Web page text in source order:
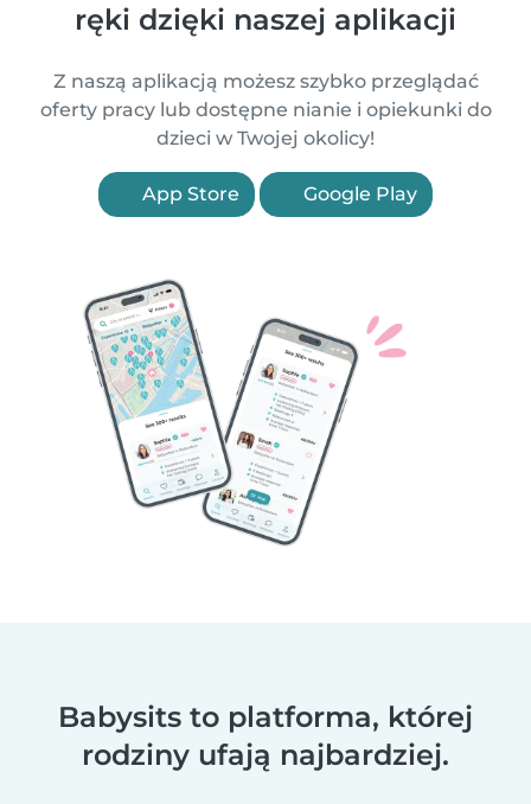
ręki dzięki naszej aplikacji
Z naszą aplikacją możesz szybko przeglądać
oferty pracy lub dostępne nianie i opiekunki do
dzieci w Twojej okolicy!
App Store Google Play
Babysits to platforma, której
rodziny ufają najbardziej.